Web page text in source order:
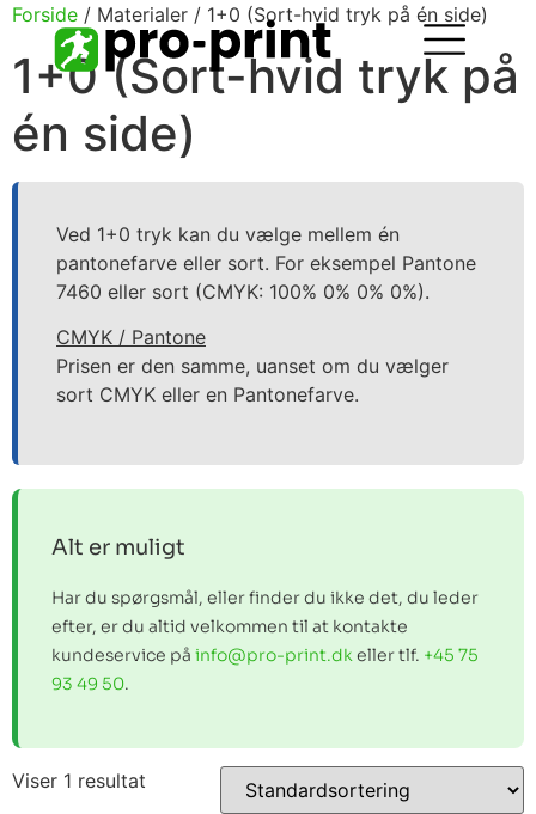
Forside / Materialer / 1+0 (Sort-hvid tryk på én side)
1+0 (Sort-hvid tryk på
én side)
Ved 1+0 tryk kan du vælge mellem én
pantonefarve eller sort. For eksempel Pantone
7460 eller sort (CMYK: 100% 0% 0% 0%).
CMYK / Pantone
Prisen er den samme, uanset om du vælger
sort CMYK eller en Pantonefarve.
Alt er muligt
Har du spørgsmål, eller finder du ikke det, du leder
efter, er du altid velkommen til at kontakte
kundeservice på info@pro-print.dkeller tlf. +45 75
93 49 50.
Viser 1 resultat